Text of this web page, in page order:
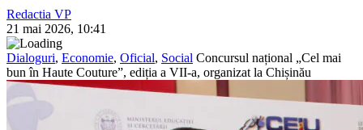
Redactia VP
21 mai 2026, 10:41
Dialoguri, Economie, Oficial, Social Concursul național „Cel mai
bun în Haute Couture”, ediția a VII-a, organizat la Chișinău